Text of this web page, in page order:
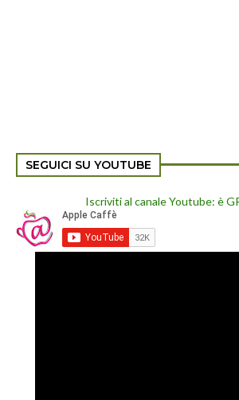
SEGUICI SU YOUTUBE
Iscriviti al canale Youtube: è